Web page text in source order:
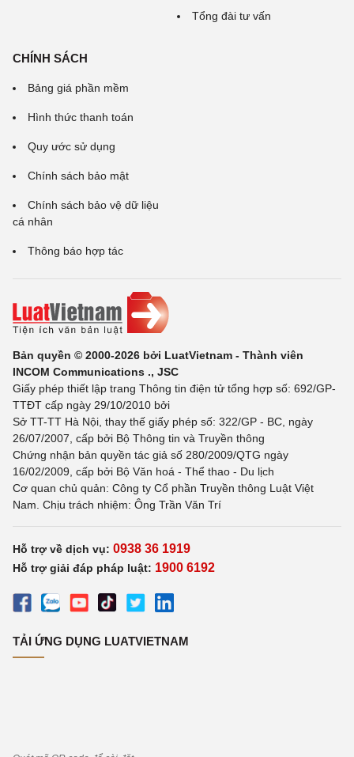
Tổng đài tư vấn
CHÍNH SÁCH
Bảng giá phần mềm
Hình thức thanh toán
Quy ước sử dụng
Chính sách bảo mật
Chính sách bảo vệ dữ liệu
cá nhân
Thông báo hợp tác
Bản quyền © 2000-2026 bởi LuatVietnam - Thành viên
INCOM Communications ., JSC
Giấy phép thiết lập trang Thông tin điện tử tổng hợp số: 692/GP-
TTĐT cấp ngày 29/10/2010 bởi
Sở TT-TT Hà Nội, thay thế giấy phép số: 322/GP - BC, ngày
26/07/2007, cấp bởi Bộ Thông tin và Truyền thông
Chứng nhận bản quyền tác giả số 280/2009/QTG ngày
16/02/2009, cấp bởi Bộ Văn hoá - Thể thao - Du lịch
Cơ quan chủ quản: Công ty Cổ phần Truyền thông Luật Việt
Nam. Chịu trách nhiệm: Ông Trần Văn Trí
Hỗ trợ về dịch vụ: 0938 36 1919
Hỗ trợ giải đáp pháp luật: 1900 6192
TẢI ỨNG DỤNG LUATVIETNAM